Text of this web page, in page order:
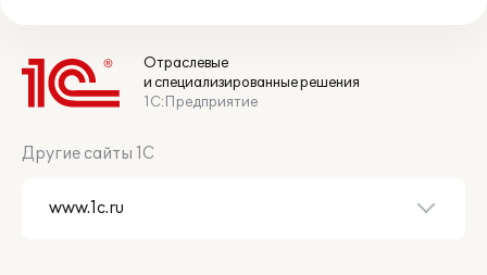
Отраслевые
и специализированные решения
1С:Предприятие
Другие сайты 1С